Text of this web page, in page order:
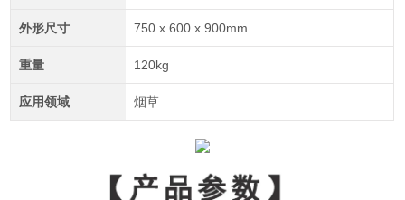
外形尺寸 750 x 600 x 900mm
重量 120kg
应用领域 烟草